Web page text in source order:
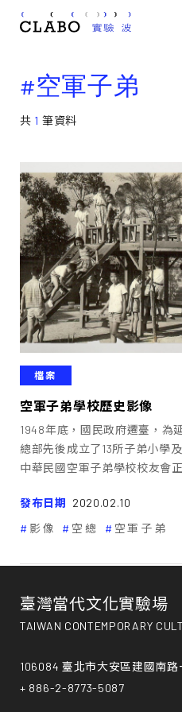
#空軍子弟
共 1 筆資料
檔案
空軍子弟學校歷史影像
1948年底，國民政府遷臺，為
總部先後成立了13所子弟小學
中華民國空軍子弟學校校友會
發布日期 2020.02.10
影像
空總 空軍子弟
臺灣當代文化實驗場
TAIWAN CONTEMPORARY
106084 臺北市大安區建國南路
+ 886-2-8773-5087